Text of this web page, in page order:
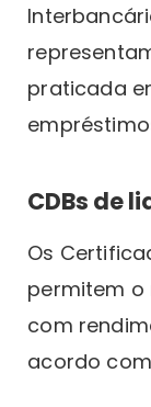
praticada
CDBs de
Os
permitem o
com
acordo